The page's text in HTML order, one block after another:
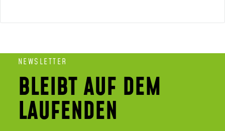
NEWSLETTER
BLEIBT AUF DEM
LAUFENDEN